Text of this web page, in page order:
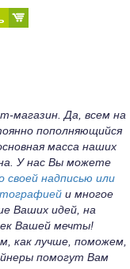
магазин. Да, всем на
пополняющийся
масса наших
У нас Вы можете
своей надписью или
и многое
Ваших идей, на
Вашей мечты!
как лучше, поможем,
помогут Вам